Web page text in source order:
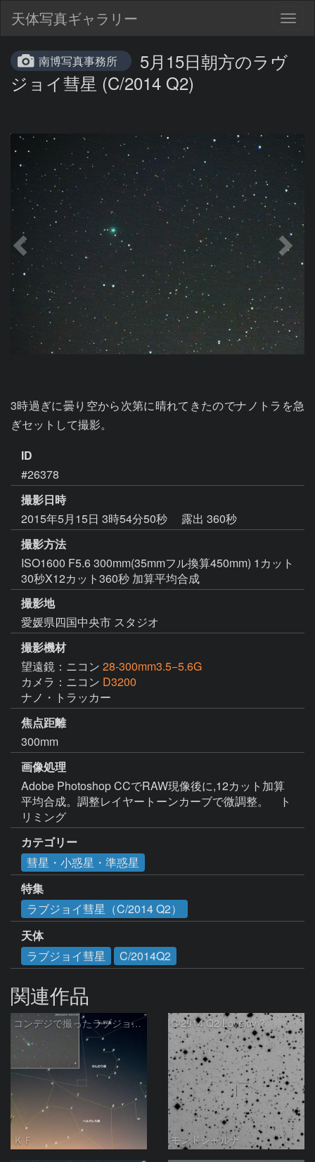
天体写真ギャラリー
南博写真事務所
5月15日朝方のラヴ
ジョイ彗星 (C/2014 Q2)
3時過ぎに曇り空から次第に晴れてきたのでナノトラを急
ぎセットして撮影。
ID
#26378
撮影日時
2015年5月15日 3時54分50秒
露出 360秒
撮影方法
ISO1600 F5.6 300mm(35mmフル換算450mm) 1カット
30秒X12カット360秒 加算平均合成
撮影地
愛媛県四国中央市 スタジオ
撮影機材
望遠鏡：ニコン 28-300mm3.5−5.6G
カメラ：ニコン D3200
ナノ・トラッカー
焦点距離
300mm
画像処理
Adobe Photoshop CCでRAW現像後に,12カット加算
平均合成。調整レイヤートーンカーブで微調整。　ト
リミング
カテゴリー
彗星・小惑星・準惑星
特集
ラブジョイ彗星（C/2014 Q2）
天体
ラブジョイ彗星
C/2014Q2
関連作品
コンデジで撮ったラブジョイ彗星（3）
ＫＦ
C/2014 Q2/Lovejoy ?
モンドシャルナ